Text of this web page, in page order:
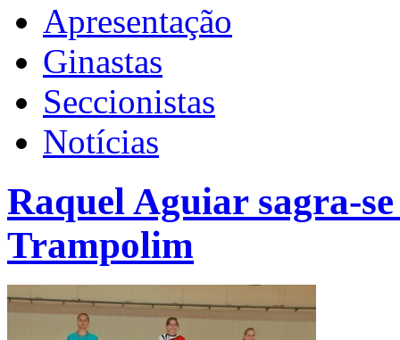
Apresentação
Ginastas
Seccionistas
Notícias
Raquel Aguiar sagra-
Trampolim